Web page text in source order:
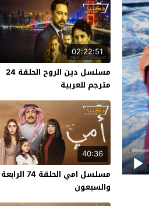
02:22:51
مسلسل دين الروح الحلقة 24
مترجم للعربية
40:36
مسلسل امي الحلقة 74 الرابعة
والسبعون